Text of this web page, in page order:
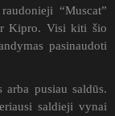
“Muscat”
Kipro. Visi kiti šio
pasinaudoti
pusiau saldūs.
saldieji vynai